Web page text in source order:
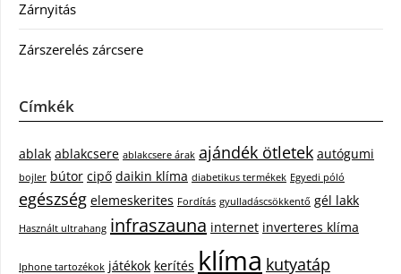
Zárnyitás
Zárszerelés zárcsere
Címkék
ablak ablakcsere ablakcsere árak ajándék ötletek autógumi
bojler bútor cipő daikin klíma diabetikus termékek Egyedi póló
egészség elemeskerites Fordítás gyulladáscsökkentő gél lakk
Használt ultrahang infraszauna internet inverteres klíma
Iphone tartozékok játékok kerítés klíma kutyatáp